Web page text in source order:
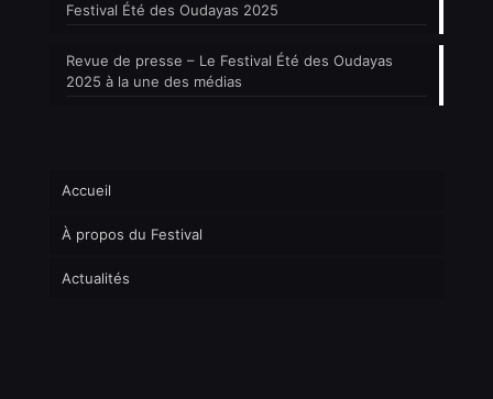
Festival Été des Oudayas 2025
Revue de presse – Le Festival Été des Oudayas
2025 à la une des médias
Accueil
À propos du Festival
Actualités